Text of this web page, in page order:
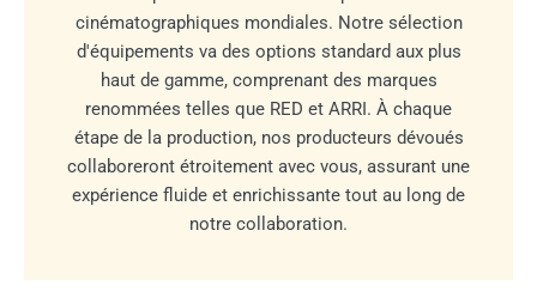
cinématographiques mondiales. Notre sélection
d'équipements va des options standard aux plus
haut de gamme, comprenant des marques
renommées telles que RED et ARRI. À chaque
étape de la production, nos producteurs dévoués
collaboreront étroitement avec vous, assurant une
expérience fluide et enrichissante tout au long de
notre collaboration.